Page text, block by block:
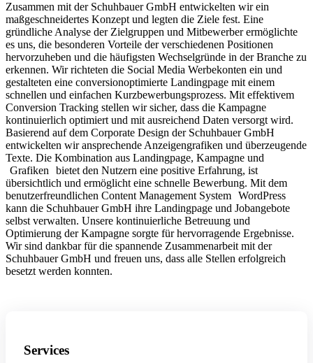
Zusammen mit der Schuhbauer GmbH entwickelten wir ein
maßgeschneidertes Konzept und legten die Ziele fest. Eine
gründliche Analyse der Zielgruppen und Mitbewerber ermöglichte
es uns, die besonderen Vorteile der verschiedenen Positionen
hervorzuheben und die häufigsten Wechselgründe in der Branche zu
erkennen. Wir richteten die Social Media Werbekonten ein und
gestalteten eine conversionoptimierte Landingpage mit einem
schnellen und einfachen Kurzbewerbungsprozess. Mit effektivem
Conversion Tracking stellen wir sicher, dass die Kampagne
kontinuierlich optimiert und mit ausreichend Daten versorgt wird.
Basierend auf dem Corporate Design der Schuhbauer GmbH
entwickelten wir ansprechende Anzeigengrafiken und überzeugende
Texte. Die Kombination aus Landingpage, Kampagne und
Grafiken
bietet den Nutzern eine positive Erfahrung, ist
übersichtlich und ermöglicht eine schnelle Bewerbung. Mit dem
benutzerfreundlichen Content Management System WordPress
kann die Schuhbauer GmbH ihre Landingpage und Jobangebote
selbst verwalten. Unsere kontinuierliche Betreuung und
Optimierung der Kampagne sorgte für hervorragende Ergebnisse.
Wir sind dankbar für die spannende Zusammenarbeit mit der
Schuhbauer GmbH und freuen uns, dass alle Stellen erfolgreich
besetzt werden konnten.
Services